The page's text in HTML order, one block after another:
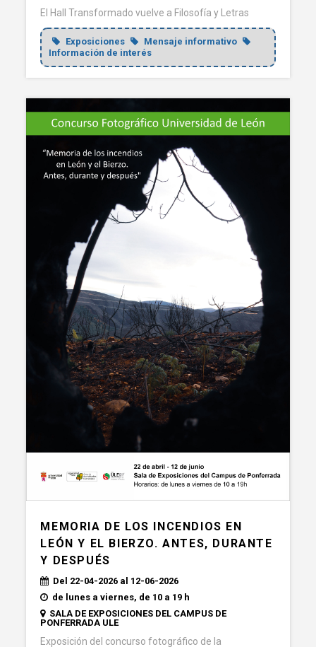
El Hall Transformado vuelve a Filosofía y Letras
Exposiciones
Mensaje informativo
Información de interés
MEMORIA DE LOS INCENDIOS EN
LEÓN Y EL BIERZO. ANTES, DURANTE
Y DESPUÉS
Del 22-04-2026 al 12-06-2026
de lunes a viernes, de 10 a 19 h
SALA DE EXPOSICIONES DEL CAMPUS DE
PONFERRADA ULE
Exposición del concurso fotográfico de la